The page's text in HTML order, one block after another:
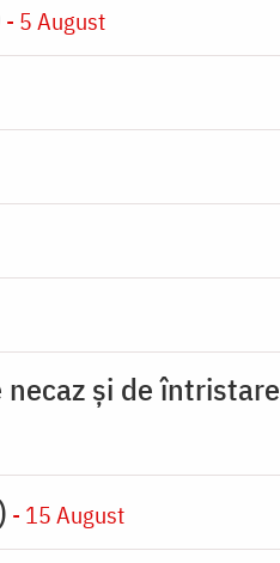
- 5 August
necaz şi de întristare
- 15 August